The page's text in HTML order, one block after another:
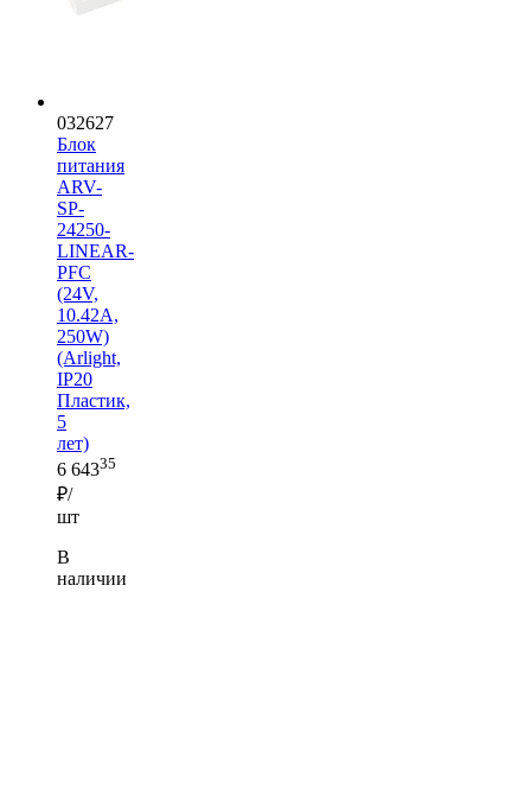
032627
Блок
питания
ARV-
SP-
24250-
LINEAR-
PFC
(24V,
10.42A,
250W)
(Arlight,
IP20
Пластик,
5
лет)
6 64335
₽/
шт
В
наличии